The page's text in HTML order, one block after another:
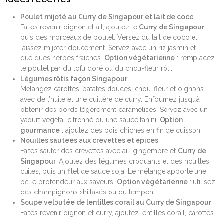
Poulet mijoté au Curry de Singapour et lait de coco
Faites revenir oignon et ail, ajoutez le Curry de Singapour,
puis des morceaux de poulet. Versez du lait de coco et
laissez mijoter doucement. Servez avec un riz jasmin et
quelques herbes fraîches. Option végétarienne: remplacez
le poulet par du tofu doré ou du chou-fleur rôti.
Légumes rôtis façon Singapour
Mélangez carottes, patates douces, chou-fleur et oignons
avec de l’huile et une cuillère de curry. Enfournez jusqu’à
obtenir des bords légèrement caramélisés. Servez avec un
yaourt végétal citronné ou une sauce tahini. Option
gourmande: ajoutez des pois chiches en fin de cuisson.
Nouilles sautées aux crevettes et épices
Faites sauter des crevettes avec ail, gingembre et Curry de
Singapour. Ajoutez des légumes croquants et des nouilles
cuites, puis un filet de sauce soja. Le mélange apporte une
belle profondeur aux saveurs. Option végétarienne: utilisez
des champignons shiitakés ou du tempeh.
Soupe veloutée de lentilles corail au Curry de Singapour
Faites revenir oignon et curry, ajoutez lentilles corail, carottes